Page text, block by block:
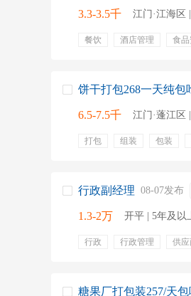
3.3-3.5千 江门·江海区
餐饮 酒店管理 食品
饼干打包268一天纯包
6.5-7.5千 江门·蓬江区
打包 组装 包装
行政副经理 08-07发布
1.3-2万 开平 | 5年及以
行政 行政管理 供应
糖果厂打包装257/天包